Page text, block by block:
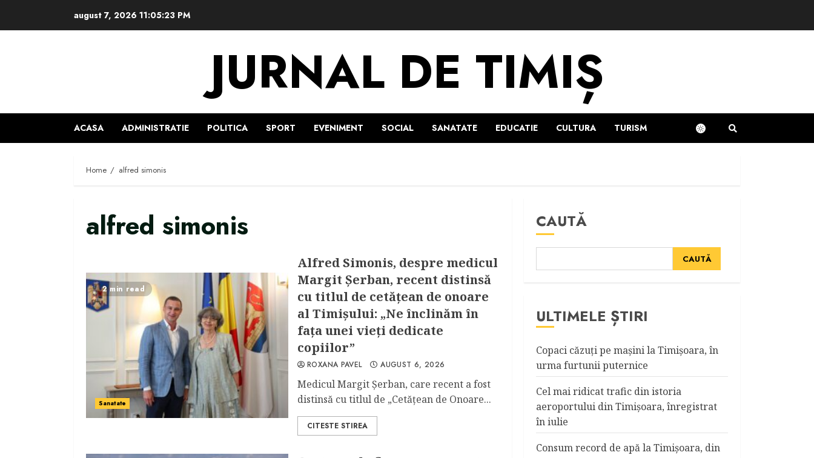
august 7, 2026 11:05:24 PM
JURNAL DE TIMIȘ
ACASA ADMINISTRATIE POLITICA SPORT EVENIMENT SOCIAL SANATATE EDUCATIE CULTURA TURISM
Home alfred simonis
alfred simonis
2 min read
Sanatate
Alfred Simonis, despre medicul
Margit Şerban, recent distinsă
cu titlul de cetățean de onoare
al Timişului: „Ne înclinăm în
fața unei vieți dedicate
copiilor”
ROXANA PAVEL AUGUST 6, 2026
Medicul Margit Şerban, care recent a fost
distinsă cu titlul de „Cetățean de Onoare...
CITESTE STIREA
CAUTĂ
CAUTĂ
ULTIMELE ȘTIRI
Copaci căzuţi pe maşini la Timişoara, în
urma furtunii puternice
Cel mai ridicat trafic din istoria
aeroportului din Timişoara, înregistrat
în iulie
Consum record de apă la Timişoara, din